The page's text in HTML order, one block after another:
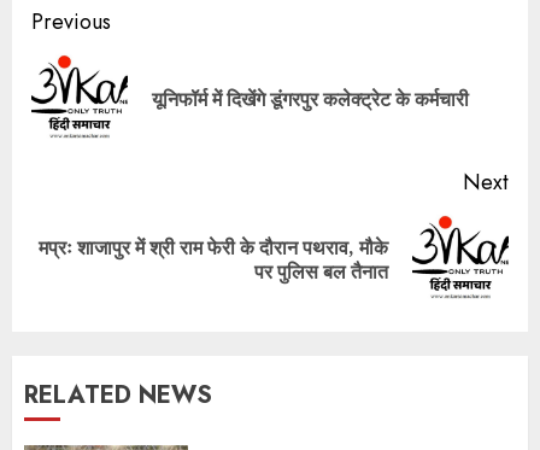
Post
navigation
Previous
यूनिफॉर्म में दिखेंगे डूंगरपुर कलेक्ट्रेट के कर्मचारी
Next
Next
मप्रः शाजापुर में श्री राम फेरी के दौरान पथराव, मौके
पर पुलिस बल तैनात
RELATED NEWS